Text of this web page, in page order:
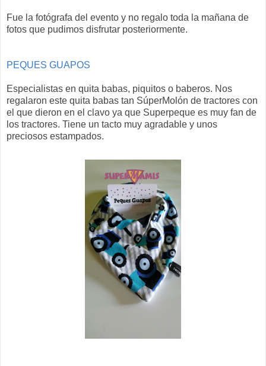
Fue la fotógrafa del evento y no regalo toda la mañana de
fotos que pudimos disfrutar posteriormente.
PEQUES GUAPOS
Especialistas en quita babas, piquitos o baberos. Nos
regalaron este quita babas tan SúperMolón de tractores con
el que dieron en el clavo ya que Superpeque es muy fan de
los tractores. Tiene un tacto muy agradable y unos
preciosos estampados.